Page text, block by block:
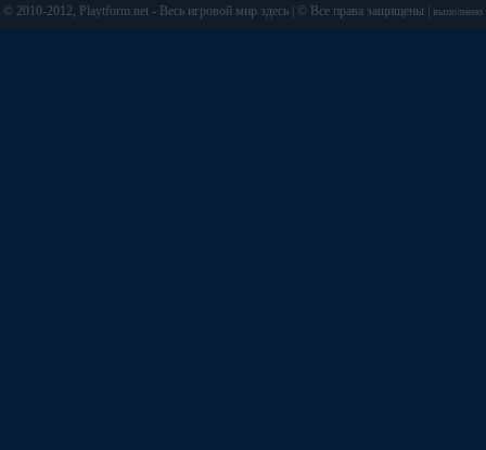
© 2010-2012, Playtform.net - Весь игровой мир здесь | © Все права защищены | выполнено